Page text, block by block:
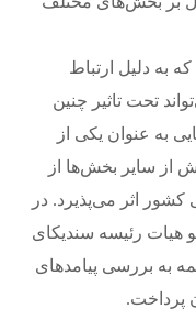
به دلیل ارتباط
تحت تاثیر چنین
به عنوان یکی از
از سایر بخش‌ها از
اثر می‌پذیرد. در
رئیسه سندیکای
به بررسی پیامدهای
پرداخت.